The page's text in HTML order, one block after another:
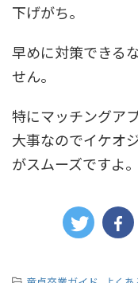
下げがち。
早めに対策できる
せん。
特にマッチングア
大事なのでイケオ
がスムーズですよ。